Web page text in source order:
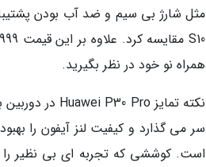
مثل شارژ بی سیم و ضد آب بودن
همراه نو خود در نظر بگیرید.
است. کوششی که تجربه ای بی نظیر را